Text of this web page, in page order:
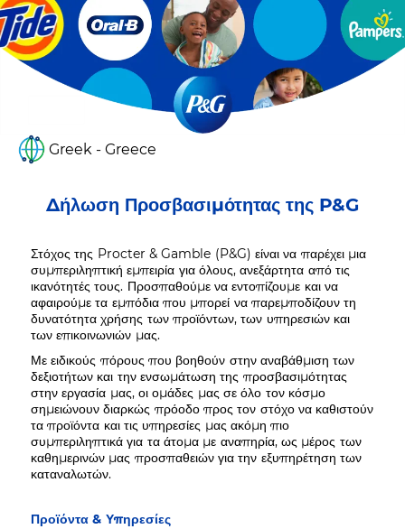
Greek - Greece
Δήλωση Προσβασιμότητας της P&G
Στόχος της Procter & Gamble (P&G) είναι να παρέχει μια
συμπεριληπτική εμπειρία για όλους, ανεξάρτητα από τις
ικανότητές τους. Προσπαθούμε να εντοπίζουμε και να
αφαιρούμε τα εμπόδια που μπορεί να παρεμποδίζουν τη
δυνατότητα χρήσης των προϊόντων, των υπηρεσιών και
των επικοινωνιών μας.
Με ειδικούς πόρους που βοηθούν στην αναβάθμιση των
δεξιοτήτων και την ενσωμάτωση της προσβασιμότητας
στην εργασία μας, οι ομάδες μας σε όλο τον κόσμο
σημειώνουν διαρκώς πρόοδο προς τον στόχο να καθιστούν
τα προϊόντα και τις υπηρεσίες μας ακόμη πιο
συμπεριληπτικά για τα άτομα με αναπηρία, ως μέρος των
καθημερινών μας προσπαθειών για την εξυπηρέτηση των
καταναλωτών.
Προϊόντα & Υπηρεσίες